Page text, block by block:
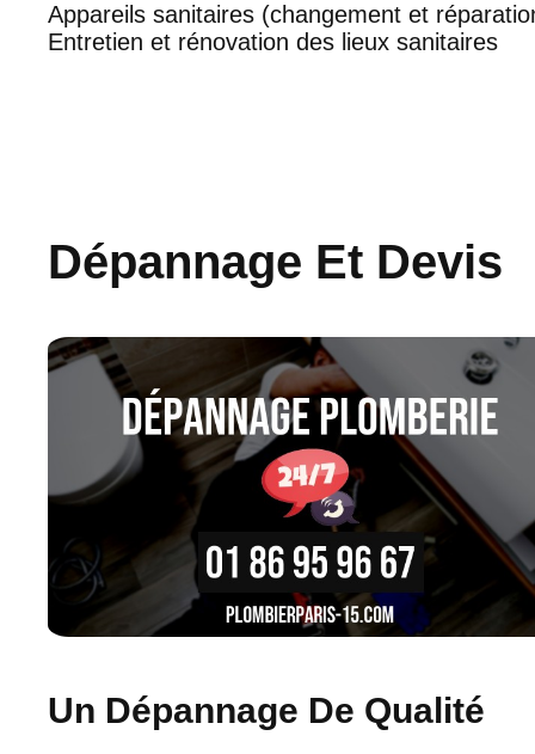
Appareils sanitaires (changement et
Entretien et rénovation des lieux sanitaires
Dépannage Et Devis
Un Dépannage De Qualité